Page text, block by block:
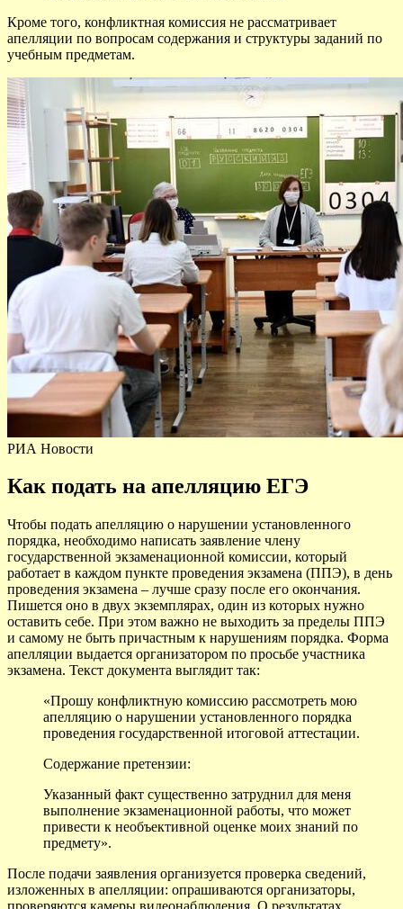
Кроме того, конфликтная комиссия не рассматривает
апелляции по вопросам содержания и структуры заданий по
учебным предметам.
РИА Новости
Как подать на апелляцию ЕГЭ
Чтобы подать апелляцию о нарушении установленного
порядка, необходимо написать заявление члену
государственной экзаменационной комиссии, который
работает в каждом пункте проведения экзамена (ППЭ), в день
проведения экзамена – лучше сразу после его окончания.
Пишется оно в двух экземплярах, один из которых нужно
оставить себе. При этом важно не выходить за пределы ППЭ
и самому не быть причастным к нарушениям порядка. Форма
апелляции выдается организатором по просьбе участника
экзамена. Текст документа выглядит так:
«Прошу конфликтную комиссию рассмотреть мою
апелляцию о нарушении установленного порядка
проведения государственной итоговой аттестации.
Содержание претензии:
Указанный факт существенно затруднил для меня
выполнение экзаменационной работы, что может
привести к необъективной оценке моих знаний по
предмету».
После подачи заявления организуется проверка сведений,
изложенных в апелляции: опрашиваются организаторы,